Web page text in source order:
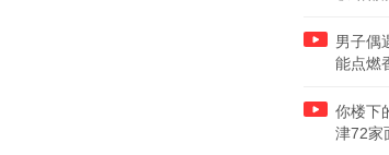
男子偶
能点燃
你楼下
津72家